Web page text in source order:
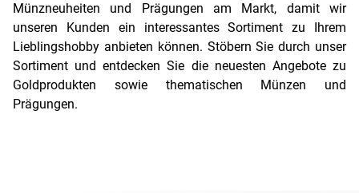
Münzneuheiten und Prägungen am Markt, damit wir
unseren Kunden ein interessantes Sortiment zu Ihrem
Lieblingshobby anbieten können. Stöbern Sie durch unser
Sortiment und entdecken Sie die neuesten Angebote zu
Goldprodukten sowie thematischen Münzen und
Prägungen.